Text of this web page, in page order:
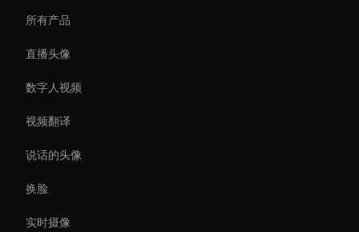
所有产品
直播头像
数字人视频
视频翻译
说话的头像
换脸
实时摄像